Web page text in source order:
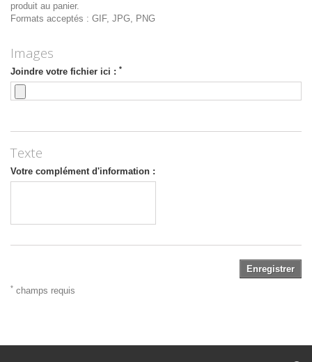
produit au panier.
Formats acceptés : GIF, JPG, PNG
Images
Joindre votre fichier ici : *
Texte
Votre complément d'information :
Enregistrer
* champs requis